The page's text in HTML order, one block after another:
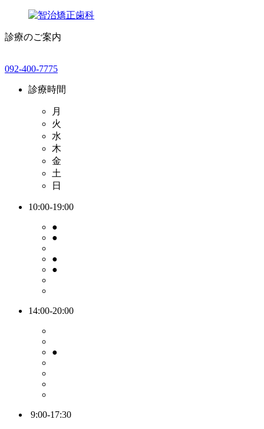
診療のご案内
092-400-7775
診療時間
月
火
水
木
金
土
日
10:00-19:00
●
●
●
●
14:00-20:00
●
9:00-17:30